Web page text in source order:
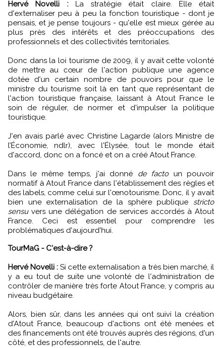
Hervé Novelli :La stratégie était claire. Elle était
d'externaliser peu à peu la fonction touristique - dont je
pensais, et je pense toujours - qu'elle est mieux gérée au
plus près des intérêts et des préoccupations des
professionnels et des collectivités territoriales.
Donc dans la loi tourisme de 2009, il y avait cette volonté
de mettre au cœur de l'action publique une agence
dotée d'un certain nombre de pouvoirs pour que le
ministre du tourisme soit là en tant que représentant de
l'action touristique française, laissant à Atout France le
soin de réguler, de normer et d'impulser la politique
touristique.
J'en avais parlé avec Christine Lagarde (alors Ministre de
l’Économie, ndlr), avec l'Élysée, tout le monde était
d'accord, donc on a foncé et on a créé Atout France.
Dans le même temps, j'ai donné de factoun pouvoir
normatif à Atout France dans l'établissement des règles et
des labels, comme celui sur l'œnotourisme. Donc, il y avait
bien une externalisation de la sphère publique stricto
sensuvers une délégation de services accordés à Atout
France. Ceci est essentiel pour comprendre les
problématiques d'aujourd'hui.
TourMaG - C'est-à-dire ?
Hervé Novelli : Si cette externalisation a très bien marché, il
y a eu tout de suite une volonté de l'administration de
contrôler de manière très forte Atout France, y compris au
niveau budgétaire.
Alors, bien sûr, dans les années qui ont suivi la création
d'Atout France, beaucoup d'actions ont été menées et
des financements ont été trouvés auprès des régions, d'un
côté, et des professionnels, de l'autre.